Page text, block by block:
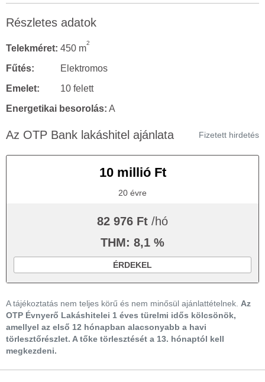
Részletes adatok
Telekméret: 450 m
2
Fűtés:
Elektromos
Emelet:
10 felett
Energetikai besorolás: A
Az OTP Bank lakáshitel ajánlata Fizetett hirdetés
10 millió Ft
20 évre
82 976 Ft /hó
THM: 8,1 %
ÉRDEKEL
A tájékoztatás nem teljes körű és nem minősül ajánlattételnek. Az
OTP Évnyerő Lakáshitelei 1 éves türelmi idős kölcsönök,
amellyel az első 12 hónapban alacsonyabb a havi
törlesztőrészlet. A tőke törlesztését a 13. hónaptól kell
megkezdeni.